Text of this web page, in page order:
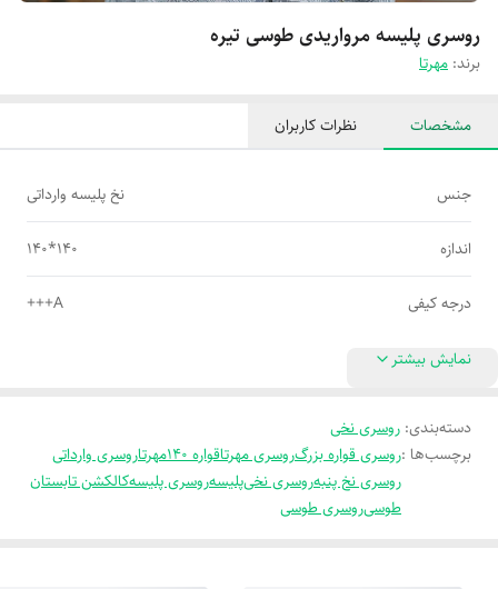
روسری پلیسه مرواریدی طوسی تیره
برند: مهرتا
مشخصات نظرات کاربران
جنس نخ پلیسه وارداتی
اندازه 140*140
درجه کیفی A+++
نمایش بیشتر
دسته‌بندی: روسری نخی
برچسب‌ها :روسری قواره بزرگروسری مهرتاقواره 140 مهرتاروسری وارداتی
روسری نخ پنبهروسری نخیپلیسهروسری پلیسهکالکشن تابستان
طوسیروسری طوسی